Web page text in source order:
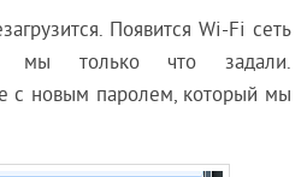
Появится Wi-Fi сеть
мы только что задали.
с новым паролем, который мы